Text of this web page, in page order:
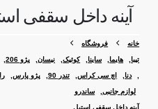
آینه داخل سقفی
خانه فروشگاه
تیبا هایما ساینا کوئیک, نیسان, پژو 206 ,
دنا اچ سی کراس تندر 90 , پژو پارس
لوازم جانبی, ساندرو
آینه داخل سقفی استیل